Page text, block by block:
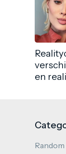
en
Random